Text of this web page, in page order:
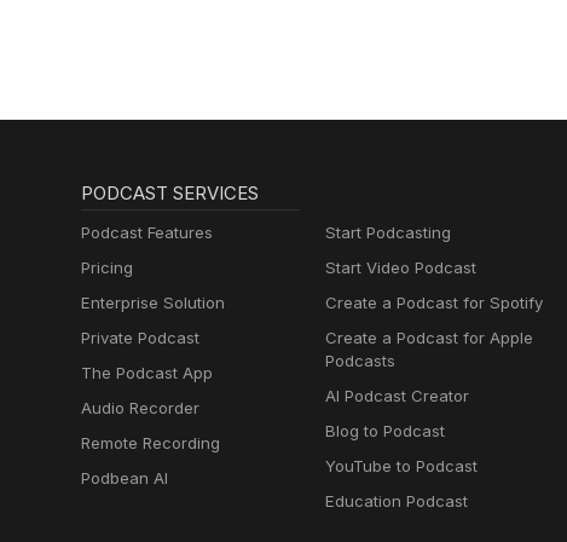
PODCAST SERVICES
Podcast Features
Pricing
Enterprise Solution
Private Podcast
The Podcast App
Audio Recorder
Remote Recording
Podbean AI
Start Podcasting
Start Video Podcast
Create a Podcast for Spotify
Create a Podcast for Apple
Podcasts
AI Podcast Creator
Blog to Podcast
YouTube to Podcast
Education Podcast